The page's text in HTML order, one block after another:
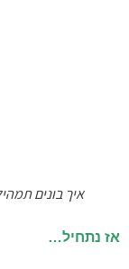
איך בונים תמהיל
נתחיל…